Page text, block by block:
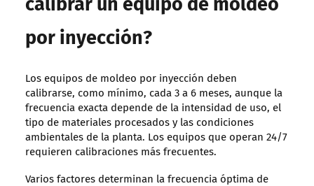
calibrar un equipo de moldeo
por inyección?
Los equipos de moldeo por inyección deben
calibrarse, como mínimo, cada 3 a 6 meses, aunque la
frecuencia exacta depende de la intensidad de uso, el
tipo de materiales procesados y las condiciones
ambientales de la planta. Los equipos que operan 24/7
requieren calibraciones más frecuentes.
Varios factores determinan la frecuencia óptima de